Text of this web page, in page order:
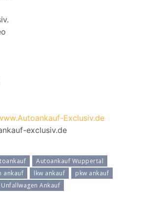
Exclusiv.de
exclusiv.de
Autoankauf Wuppertal
ankauf
lkw ankauf
pkw ankauf
Unfallwagen Ankauf